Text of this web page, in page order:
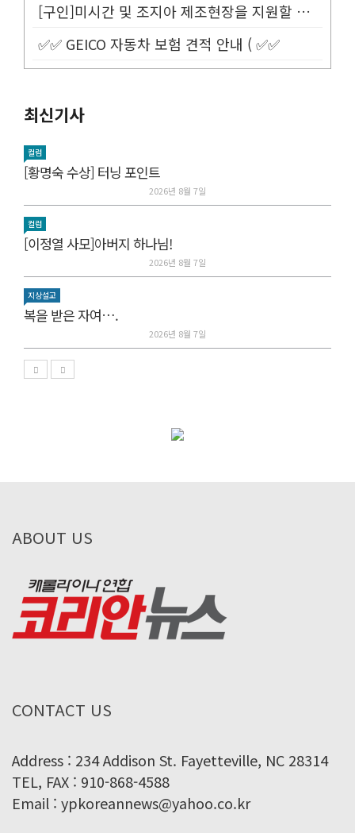
[구인]미시간 및 조지아 제조현장을 지원할 Customer Service...
✅✅ GEICO 자동차 보험 견적 안내 ( ✅✅
최신기사
컬럼
[황명숙 수상] 터닝 포인트
2026년 8월 7일
컬럼
[이정열 사모]아버지 하나님!
2026년 8월 7일
지상설교
복을 받은 자여….
2026년 8월 7일
ABOUT US
CONTACT US
Address : 234 Addison St. Fayetteville, NC 28314
TEL, FAX : 910-868-4588
Email : ypkoreannews@yahoo.co.kr